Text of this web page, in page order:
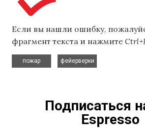
Если вы нашли ошибку,
фрагмент текста и нажмите
пожар
фейерверки
Подписаться
Espresso